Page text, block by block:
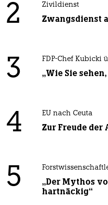
2 Zivildienst
Zwangsdienst
3 FDP-Chef Kubicki
„Wie Sie
4 EU nach Ceuta
Zur Freude
5
„Der Mythos
hartnäckig“